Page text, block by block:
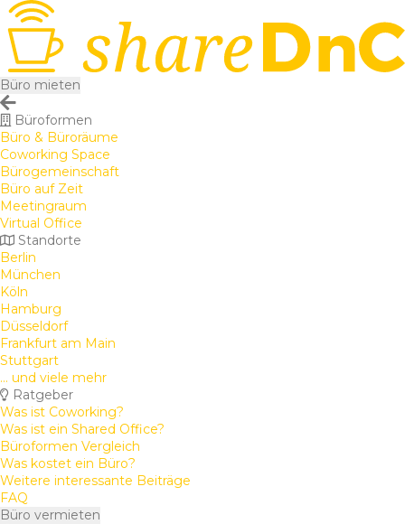
Büro mieten
Büroformen
Büro & Büroräume
Coworking Space
Bürogemeinschaft
Büro auf Zeit
Meetingraum
Virtual Office
Standorte
Berlin
München
Köln
Hamburg
Düsseldorf
Frankfurt am Main
Stuttgart
... und viele mehr
Ratgeber
Was ist Coworking?
Was ist ein Shared Office?
Büroformen Vergleich
Was kostet ein Büro?
Weitere interessante Beiträge
FAQ
Büro vermieten